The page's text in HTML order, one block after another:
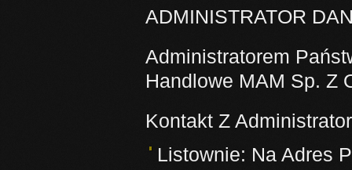
ADMINISTRATOR
Administratorem
Handlowe MAM Sp. Z
Kontakt Z
Listownie: Na Adres